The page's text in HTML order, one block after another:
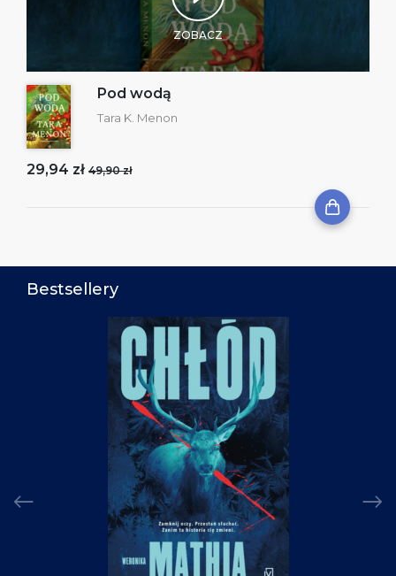
ZOBACZ
Pod wodą
Tara K. Menon
29,94 zł 49,90 zł
Bestsellery